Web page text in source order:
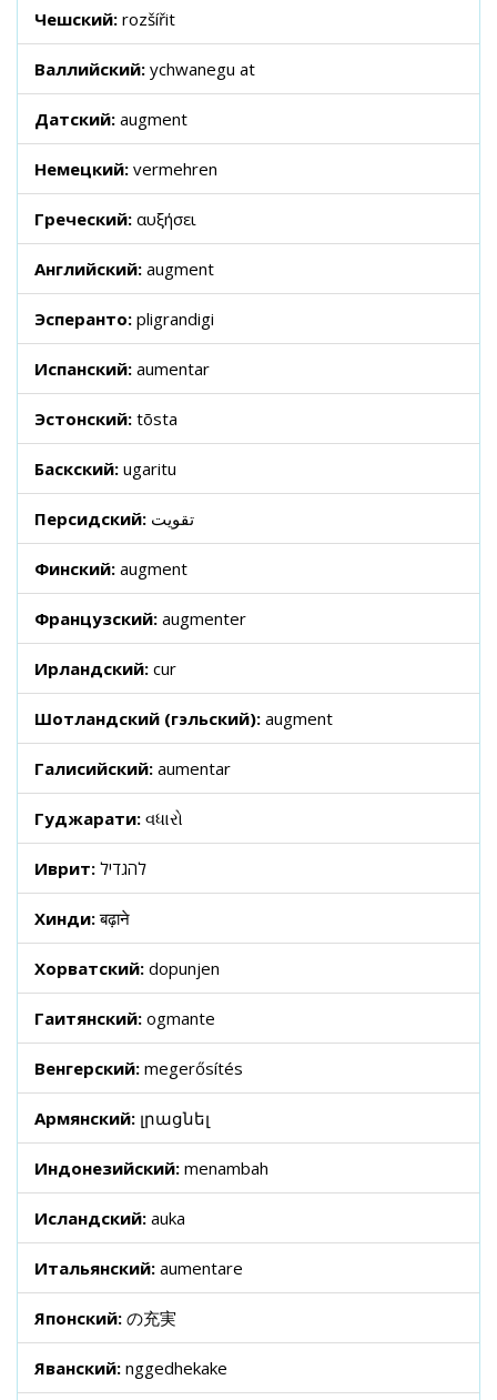
Чешский: rozšířit
Валлийский: ychwanegu at
Датский: augment
Немецкий: vermehren
Греческий: αυξήσει
Английский: augment
Эсперанто: pligrandigi
Испанский: aumentar
Эстонский: tõsta
Баскский: ugaritu
Персидский: تقویت
Финский: augment
Французский: augmenter
Ирландский: cur
Шотландский (гэльский): augment
Галисийский: aumentar
Гуджарати: વધારો
Иврит: להגדיל
Хинди:बढ़ाने
Хорватский: dopunjen
Гаитянский: ogmante
Венгерский: megerősítés
Армянский: լրացնել
Индонезийский: menambah
Исландский: auka
Итальянский: aumentare
Японский: の充実
Яванский: nggedhekake